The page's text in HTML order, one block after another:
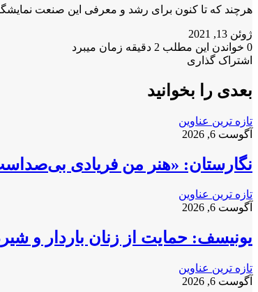
هرچند که تا کنون برای رشد و معرفی این صنعت
ژوئن 13, 2021
0 خواندن این مطلب 2 دقیقه زمان میبرد
فیس
X
لینکدین
واتس
تلگرام
اشتراک گذاری
بوک
گذاری
از
ایمیل
بعدی را بخوانید
تازه ترین عناوین
آگوست 6, 2026
نگارستان: «هنر من فریادی
تازه ترین عناوین
آگوست 6, 2026
یونیسف: حمایت از زنان باردار و
تازه ترین عناوین
آگوست 6, 2026